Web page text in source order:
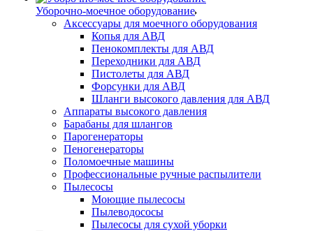
Уборочно-моечное оборудование
Аксессуары для моечного оборудования
Копья для АВД
Пенокомплекты для АВД
Переходники для АВД
Пистолеты для АВД
Форсунки для АВД
Шланги высокого давления для АВД
Аппараты высокого давления
Барабаны для шлангов
Парогенераторы
Пеногенераторы
Поломоечные машины
Профессиональные ручные распылители
Пылесосы
Моющие пылесосы
Пылеводососы
Пылесосы для сухой уборки